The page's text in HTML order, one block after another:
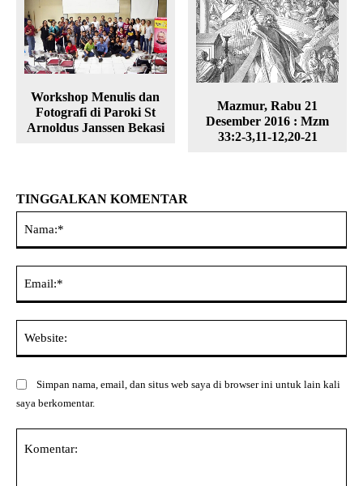
Workshop Menulis dan
Fotografi di Paroki St
Arnoldus Janssen Bekasi
Mazmur, Rabu 21
Desember 2016 : Mzm
33:2-3,11-12,20-21
TINGGALKAN KOMENTAR
Simpan nama, email, dan situs web saya di browser ini untuk lain kali
saya berkomentar.